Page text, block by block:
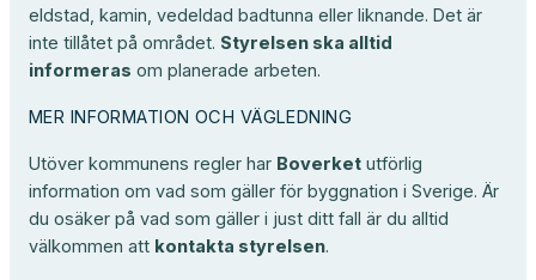
eldstad, kamin, vedeldad badtunna eller liknande. Det är
inte tillåtet på området. Styrelsen ska alltid
informeras om planerade arbeten.
MER INFORMATION OCH VÄGLEDNING
Utöver kommunens regler har Boverket utförlig
information om vad som gäller för byggnation i Sverige. Är
du osäker på vad som gäller i just ditt fall är du alltid
välkommen att kontakta styrelsen.